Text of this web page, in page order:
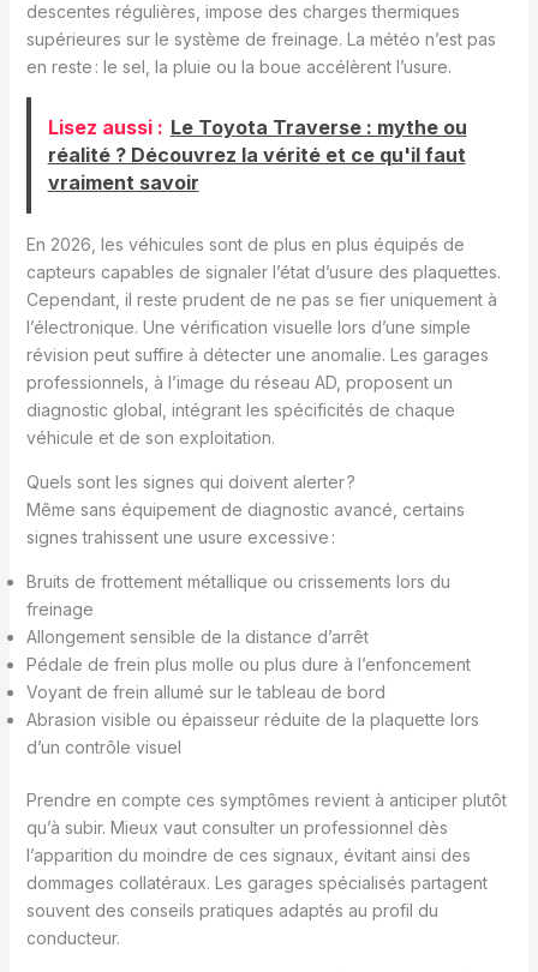
descentes régulières, impose des charges thermiques
supérieures sur le système de freinage. La météo n’est pas
en reste : le sel, la pluie ou la boue accélèrent l’usure.
Lisez aussi : Le Toyota Traverse : mythe ou
réalité ? Découvrez la vérité et ce qu'il faut
vraiment savoir
En 2026, les véhicules sont de plus en plus équipés de
capteurs capables de signaler l’état d’usure des plaquettes.
Cependant, il reste prudent de ne pas se fier uniquement à
l’électronique. Une vérification visuelle lors d’une simple
révision peut suffire à détecter une anomalie. Les garages
professionnels, à l’image du réseau AD, proposent un
diagnostic global, intégrant les spécificités de chaque
véhicule et de son exploitation.
Quels sont les signes qui doivent alerter ?
Même sans équipement de diagnostic avancé, certains
signes trahissent une usure excessive :
Bruits de frottement métallique ou crissements lors du
freinage
Allongement sensible de la distance d’arrêt
Pédale de frein plus molle ou plus dure à l’enfoncement
Voyant de frein allumé sur le tableau de bord
Abrasion visible ou épaisseur réduite de la plaquette lors
d’un contrôle visuel
Prendre en compte ces symptômes revient à anticiper plutôt
qu’à subir. Mieux vaut consulter un professionnel dès
l’apparition du moindre de ces signaux, évitant ainsi des
dommages collatéraux. Les garages spécialisés partagent
souvent des conseils pratiques adaptés au profil du
conducteur.